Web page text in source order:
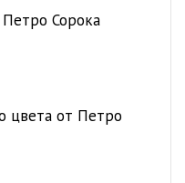
Сорока
цвета от Петро